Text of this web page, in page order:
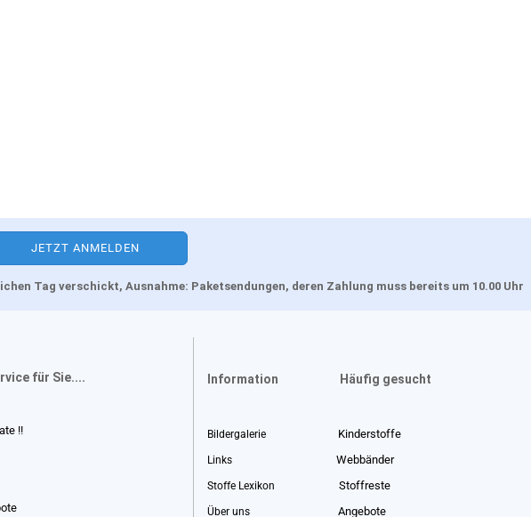
Tag verschickt, Ausnahme: Paketsendungen, deren Zahlung muss bereits um 10.00 Uhr
für Sie....
!!
Information Häufig gesucht
Bildergalerie Kinderstoffe
Links Webbänder
Stoffe Lexikon Stoffreste
Über uns Angebote